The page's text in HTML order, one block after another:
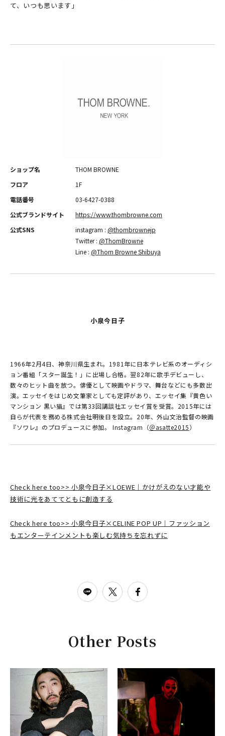
て、いつも思います」
ショップ名
THOM BROWNE
フロア
1F
電話番号
03-6427-0388
公式ブランドサイト
https://www.thombrowne.com
公式SNS
instagram : @thombrownejp
Twitter : @ThomBrowne
Line : @Thom Browne Shibuya
小泉今日子
1966年2月4日、神奈川県生まれ。1981年に日本テレビ系のオーディシ
ョン番組「スター誕生！」に出場し合格。翌82年に歌手デビューし、
数々のヒット曲を放つ。俳優として映画やドラマ、舞台などにも多数出
演。エッセイをはじめ文筆家としても定評があり、エッセイ集『黄色い
マンション 黒い猫』では第33回講談社エッセイ賞を受賞。2015年には
自らが代表を務める株式会社明後日を設立。20年、外山文治監督の映画
『ソワレ』のプロデュースに参加。 Instagram（＠asatte2015）
Check here too>> 小泉今日子×LOEWE｜かけがえのない才能や
技術に光をあててともに創造する
Check here too>> 小泉今日子×CELINE POP UP｜ファッション
もエンターテインメントも楽しむ気持ちを忘れずに
Other Posts